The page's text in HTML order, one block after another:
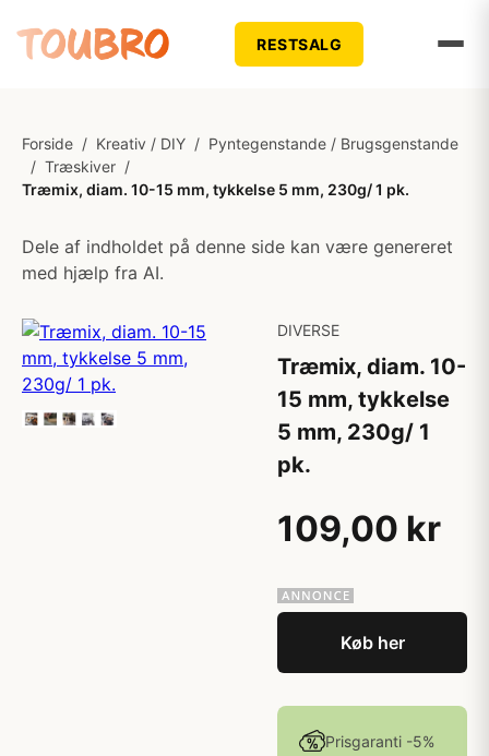
RESTSALG
Forside / Kreativ / DIY / Pyntegenstande / Brugsgenstande
/ Træskiver /
Træmix, diam. 10-15 mm, tykkelse 5 mm, 230g/ 1 pk.
Dele af indholdet på denne side kan være genereret
med hjælp fra AI.
DIVERSE
Træmix, diam. 10-
15 mm, tykkelse
5 mm, 230g/ 1
pk.
109,00 kr
Køb her
Prisgaranti -5%